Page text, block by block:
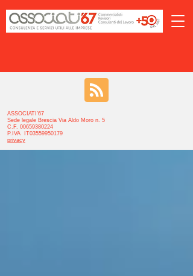
ASSOCIATI’67
Sede legale Brescia Via Aldo Moro n. 5
C.F. 00659380224
P.IVA IT03559950179
privacy